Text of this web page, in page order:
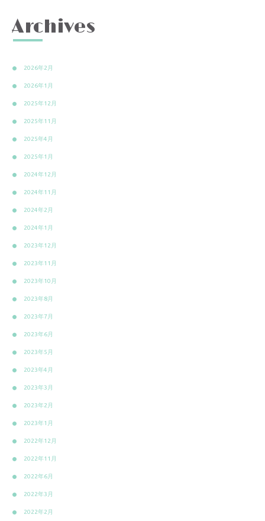
Archives
2026年2月
2026年1月
2025年12月
2025年11月
2025年4月
2025年1月
2024年12月
2024年11月
2024年2月
2024年1月
2023年12月
2023年11月
2023年10月
2023年8月
2023年7月
2023年6月
2023年5月
2023年4月
2023年3月
2023年2月
2023年1月
2022年12月
2022年11月
2022年6月
2022年3月
2022年2月